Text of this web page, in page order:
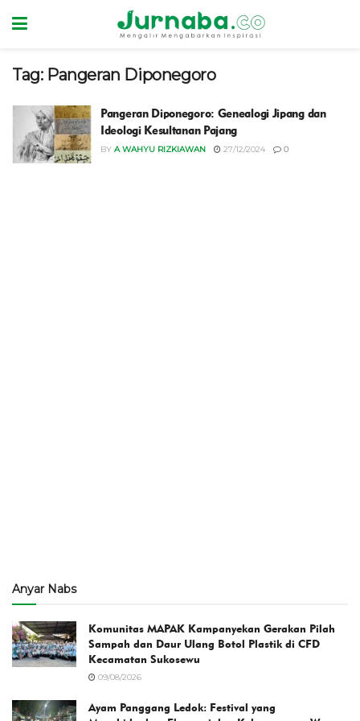
Tag: Pangeran Diponegoro
Pangeran Diponegoro: Genealogi Jipang dan
Ideologi Kesultanan Pajang
BY A WAHYU RIZKIAWAN 27/12/2024 0
Anyar Nabs
Komunitas MAPAK Kampanyekan Gerakan Pilah
Sampah dan Daur Ulang Botol Plastik di CFD
Kecamatan Sukosewu
09/08/2026
Ayam Panggang Ledok: Festival yang